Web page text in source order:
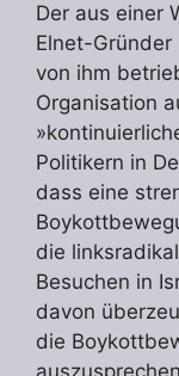
Der aus einer
Elnet-Gründer
von ihm
Organisation
Politikern in
dass eine
die
Besuchen in
davon
die